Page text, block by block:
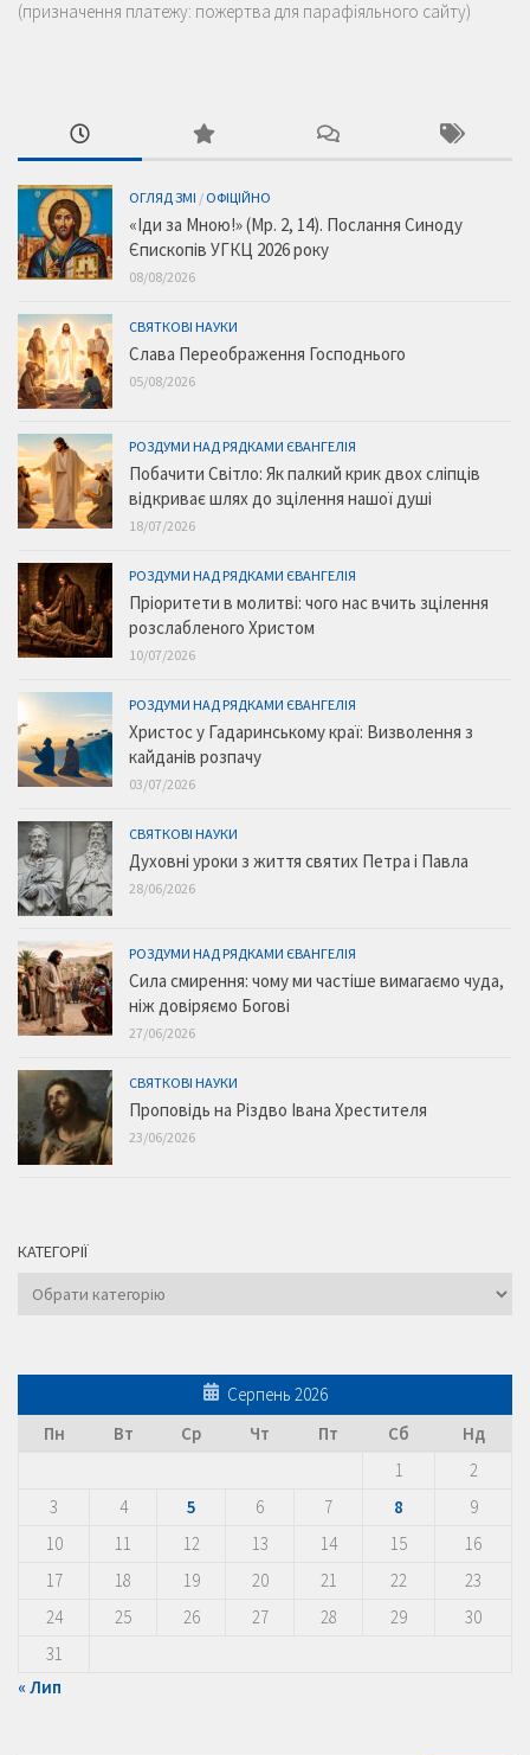
(призначення платежу: пожертва для парафіяльного сайту)
ОГЛЯД ЗМІ / ОФІЦІЙНО
«Іди за Мною!» (Мр. 2, 14). Послання Синоду
Єпископів УГКЦ 2026 року
08/08/2026
СВЯТКОВІ НАУКИ
Слава Переображення Господнього
05/08/2026
РОЗДУМИ НАД РЯДКАМИ ЄВАНГЕЛІЯ
Побачити Світло: Як палкий крик двох сліпців
відкриває шлях до зцілення нашої душі
18/07/2026
РОЗДУМИ НАД РЯДКАМИ ЄВАНГЕЛІЯ
Пріоритети в молитві: чого нас вчить зцілення
розслабленого Христом
10/07/2026
РОЗДУМИ НАД РЯДКАМИ ЄВАНГЕЛІЯ
Христос у Гадаринському краї: Визволення з
кайданів розпачу
03/07/2026
СВЯТКОВІ НАУКИ
Духовні уроки з життя святих Петра і Павла
28/06/2026
РОЗДУМИ НАД РЯДКАМИ ЄВАНГЕЛІЯ
Сила смирення: чому ми частіше вимагаємо чуда,
ніж довіряємо Богові
27/06/2026
СВЯТКОВІ НАУКИ
Проповідь на Різдво Івана Хрестителя
23/06/2026
КАТЕГОРІЇ
Категорії
Серпень 2026
Пн
Вт Ср Чт Пт Сб
Нд
1
2
3
4 5 6 7 8
9
10
11 12 13 14 15
16
17
18 19 20 21 22
23
24
25 26 27 28 29
30
31
« Лип